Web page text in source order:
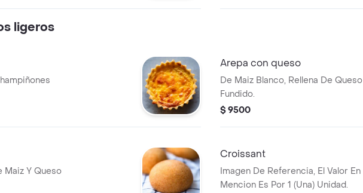
ligeros
Arepa con queso
De Maiz Blanco, Rellena De Queso
Fundido.
$ 9500
Maiz Y Queso
Croissant
Imagen De Referencia, El Valor En
Mencion Es Por 1 (Una) Unidad.